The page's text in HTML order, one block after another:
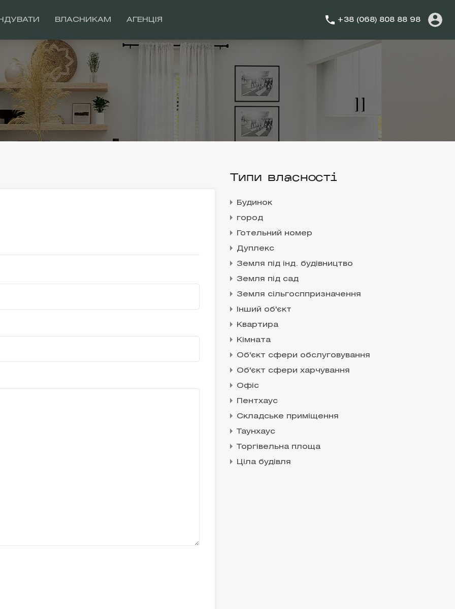
ВЛАСНИКАМ АГЕНЦІЯ +38 (068) 808 88 98
Типи власності
Будинок
город
Готельний номер
Дуплекс
Земля під інд. будівництво
Земля під сад
Земля сільгосппризначення
Інший об'єкт
Квартира
Кімната
Об'єкт сфери обслуговування
Об'єкт сфери харчування
Офіс
Пентхаус
Складське приміщення
Таунхаус
Торгівельна площа
Ціла будівля